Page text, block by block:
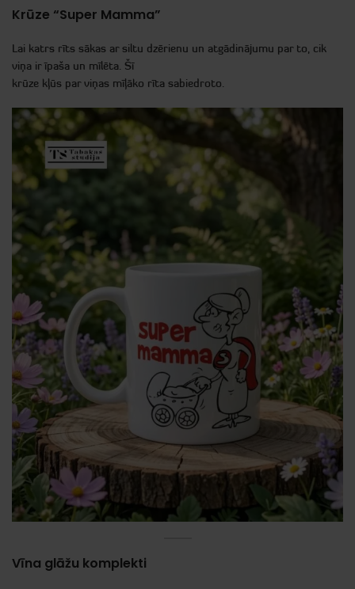
Krūze “Super Mamma”
Lai katrs rīts sākas ar siltu dzērienu un atgādinājumu par to, cik
viņa ir īpaša un mīlēta. Šī
krūze kļūs par viņas mīļāko rīta sabiedroto.
Vīna glāžu komplekti